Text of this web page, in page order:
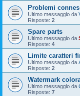
Problemi
Ultimo messaggio da
Risposte: 2
Spare parts
Ultimo messaggio da
Risposte: 4
Limite caratteri
Ultimo messaggio da
Risposte: 2
Watermark
Ultimo messaggio da
Risposte: 7